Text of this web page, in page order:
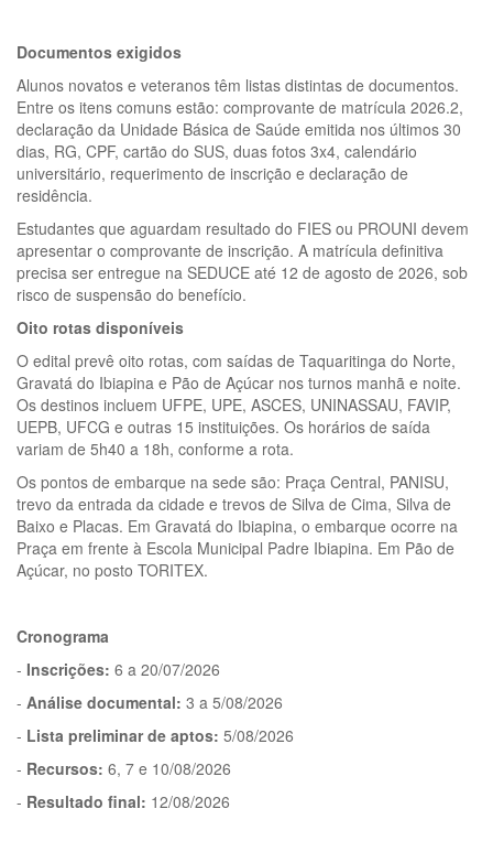
Documentos exigidos
Alunos novatos e veteranos têm listas distintas de documentos.
Entre os itens comuns estão: comprovante de matrícula 2026.2,
declaração da Unidade Básica de Saúde emitida nos últimos 30
dias, RG, CPF, cartão do SUS, duas fotos 3x4, calendário
universitário, requerimento de inscrição e declaração de
residência.
Estudantes que aguardam resultado do FIES ou PROUNI devem
apresentar o comprovante de inscrição. A matrícula definitiva
precisa ser entregue na SEDUCE até 12 de agosto de 2026, sob
risco de suspensão do benefício.
Oito rotas disponíveis
O edital prevê oito rotas, com saídas de Taquaritinga do Norte,
Gravatá do Ibiapina e Pão de Açúcar nos turnos manhã e noite.
Os destinos incluem UFPE, UPE, ASCES, UNINASSAU, FAVIP,
UEPB, UFCG e outras 15 instituições. Os horários de saída
variam de 5h40 a 18h, conforme a rota.
Os pontos de embarque na sede são: Praça Central, PANISU,
trevo da entrada da cidade e trevos de Silva de Cima, Silva de
Baixo e Placas. Em Gravatá do Ibiapina, o embarque ocorre na
Praça em frente à Escola Municipal Padre Ibiapina. Em Pão de
Açúcar, no posto TORITEX.
Cronograma
- Inscrições: 6 a 20/07/2026
- Análise documental: 3 a 5/08/2026
- Lista preliminar de aptos: 5/08/2026
- Recursos: 6, 7 e 10/08/2026
- Resultado final: 12/08/2026